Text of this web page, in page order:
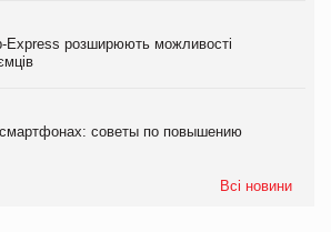
Express розширюють можливості
советы по повышению
Всі новини